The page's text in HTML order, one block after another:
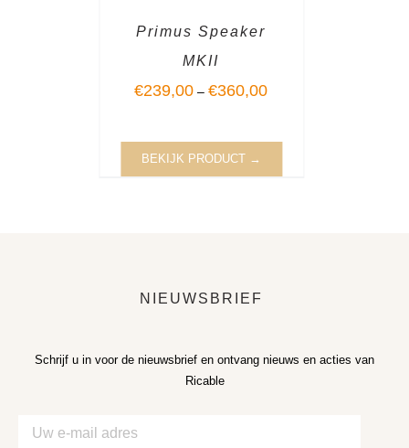
Primus Speaker
MKII
€239,00 –€360,00
BEKIJK PRODUCT →
NIEUWSBRIEF
Schrijf u in voor de nieuwsbrief en ontvang nieuws en acties van
Ricable